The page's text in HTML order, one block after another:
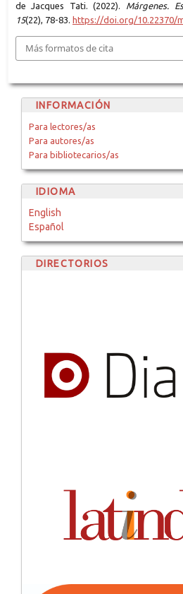
de Jacques Tati. (2022). Márgenes.
15(22), 78-83. https://doi.org/10.22370/
Más formatos de cita
INFORMACIÓN
Para lectores/as
Para autores/as
Para bibliotecarios/as
IDIOMA
English
Español
DIRECTORIOS